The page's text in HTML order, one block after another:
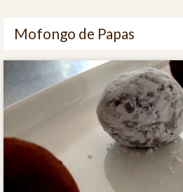
Mofongo de Papas